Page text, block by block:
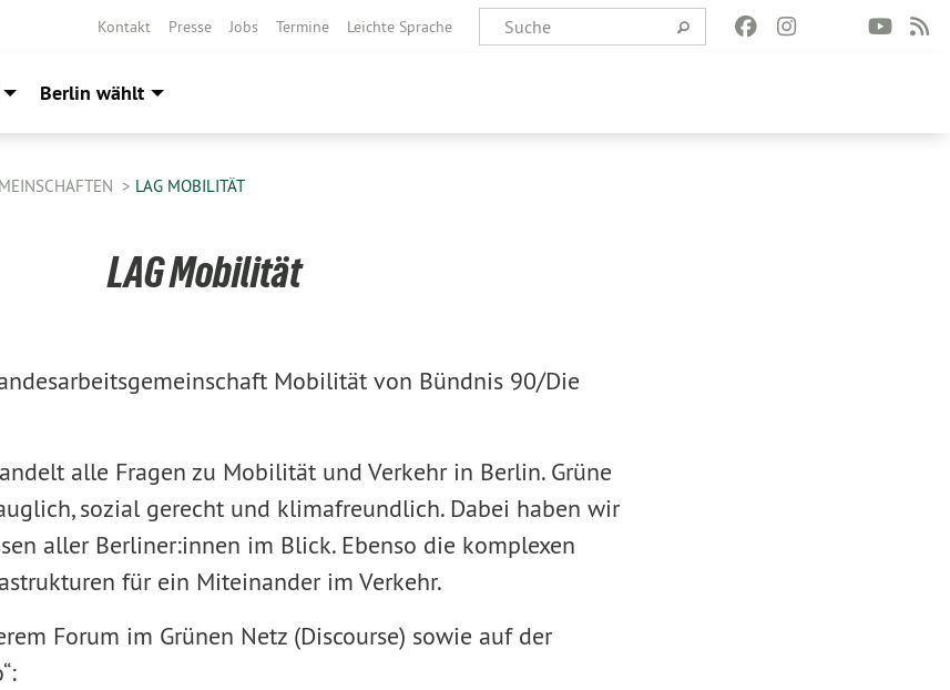
Kontakt Presse Jobs Termine Leichte Sprache
Berlin wählt
LAG MOBILITÄT
LAG Mobilität
Mobilität von Bündnis 90/Die
alle Fragen zu Mobilität und Verkehr in Berlin. Grüne
sozial gerecht und klimafreundlich. Dabei haben wir
aller Berliner:innen im Blick. Ebenso die komplexen
für ein Miteinander im Verkehr.
Forum im Grünen Netz (Discourse) sowie auf der